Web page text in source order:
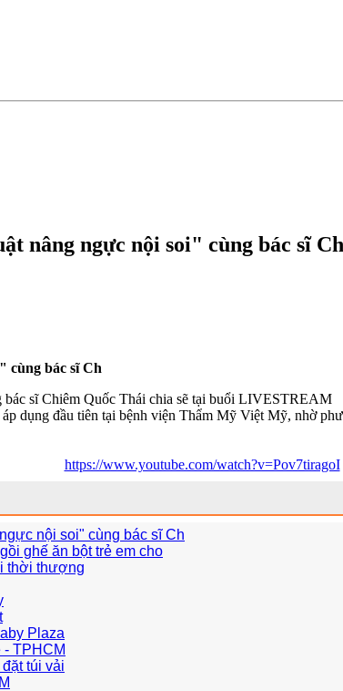
nâng ngực nội soi" cùng bác sĩ Ch
cùng bác sĩ Ch
sĩ Chiêm Quốc Thái chia sẽ tại buổi LIVESTREAM
dụng đầu tiên tại bệnh viện Thẩm Mỹ Việt Mỹ, nhờ
https://www.youtube.com/watch?v=Pov7tiragoI
nội soi" cùng bác sĩ Ch
ghế ăn bột trẻ em cho
thời thượng
Plaza
TPHCM
túi vải